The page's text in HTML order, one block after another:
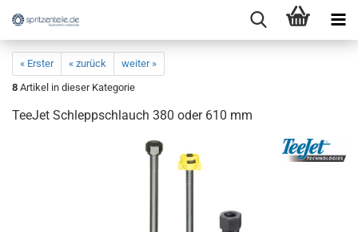
« Erster « zurück
weiter »
8 Artikel in dieser Kategorie
TeeJet Schleppschlauch 380 oder 610 mm